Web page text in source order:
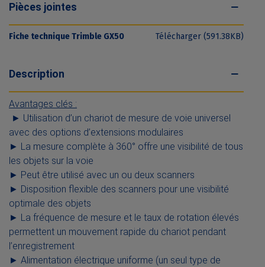
Description
Avantages clés :
► Utilisation d’un chariot de mesure de voie universel
avec des options d’extensions modulaires
► La mesure complète à 360° offre une visibilité de tous
les objets sur la voie
► Peut être utilisé avec un ou deux scanners
► Disposition flexible des scanners pour une visibilité
optimale des objets
► La fréquence de mesure et le taux de rotation élevés
permettent un mouvement rapide du chariot pendant
l’enregistrement
► Alimentation électrique uniforme (un seul type de
Pièces jointes
Fiche technique Trimble GX50 Télécharger (591.38KB)